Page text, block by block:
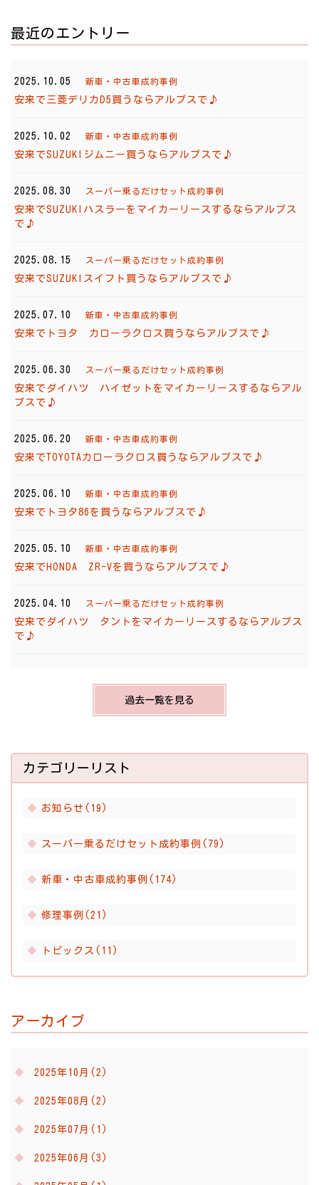
最近のエントリー
2025.10.05 新車・中古車成約事例
安来で三菱デリカD5買うならアルプスで♪
2025.10.02 新車・中古車成約事例
安来でSUZUKIジムニー買うならアルプスで♪
2025.08.30 スーパー乗るだけセット成約事例
安来でSUZUKIハスラーをマイカーリースするならアルプス
で♪
2025.08.15 スーパー乗るだけセット成約事例
安来でSUZUKIスイフト買うならアルプスで♪
2025.07.10 新車・中古車成約事例
安来でトヨタ カローラクロス買うならアルプスで♪
2025.06.30 スーパー乗るだけセット成約事例
安来でダイハツ ハイゼットをマイカーリースするならアル
プスで♪
2025.06.20 新車・中古車成約事例
安来でTOYOTAカローラクロス買うならアルプスで♪
2025.06.10 新車・中古車成約事例
安来でトヨタ86を買うならアルプスで♪
2025.05.10 新車・中古車成約事例
安来でHONDA ZR-Vを買うならアルプスで♪
2025.04.10 スーパー乗るだけセット成約事例
安来でダイハツ タントをマイカーリースするならアルプス
で♪
過去一覧を見る
カテゴリーリスト
お知らせ(19)
スーパー乗るだけセット成約事例(79)
新車・中古車成約事例(174)
修理事例(21)
トピックス(11)
アーカイブ
2025年10月(2)
2025年08月(2)
2025年07月(1)
2025年06月(3)